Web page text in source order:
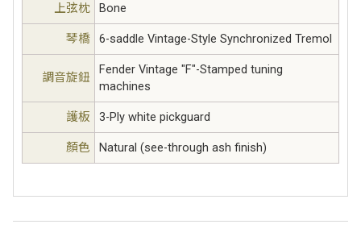
上弦枕 Bone
琴橋 6-saddle Vintage-Style Synchronized Tremol
調音旋鈕
Fender Vintage "F"-Stamped tuning
machines
護板 3-Ply white pickguard
顏色 Natural (see-through ash finish)